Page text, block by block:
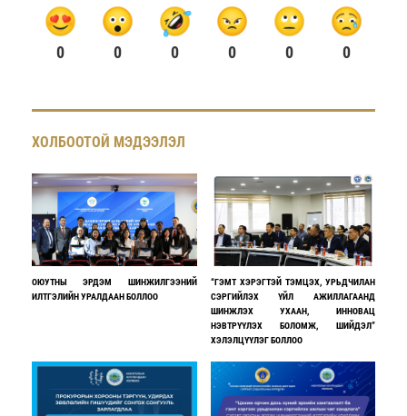
0 0 0 0 0 0
ХОЛБООТОЙ МЭДЭЭЛЭЛ
ОЮУТНЫ ЭРДЭМ ШИНЖИЛГЭЭНИЙ
ИЛТГЭЛИЙН УРАЛДААН БОЛЛОО
“ГЭМТ ХЭРЭГТЭЙ ТЭМЦЭХ, УРЬДЧИЛАН
СЭРГИЙЛЭХ ҮЙЛ АЖИЛЛАГААНД
ШИНЖЛЭХ УХААН, ИННОВАЦ
НЭВТРҮҮЛЭХ БОЛОМЖ, ШИЙДЭЛ”
ХЭЛЭЛЦҮҮЛЭГ БОЛЛОО